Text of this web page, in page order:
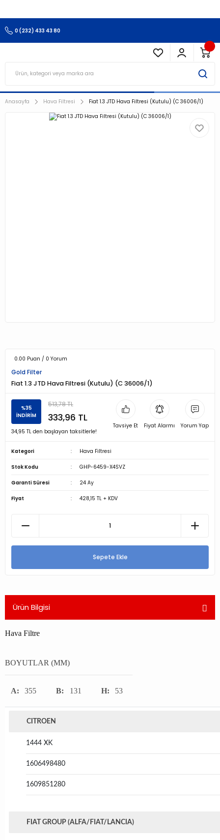
0 (232) 433 43 80
Anasayfa Hava Filtresi Fiat 1.3 JTD Hava Filtresi (Kutulu) (C 36006/1)
0.00 Puan / 0 Yorum
Gold Filter
Fiat 1.3 JTD Hava Filtresi (Kutulu) (C 36006/1)
%35
İNDİRİM
513,78 TL
333,96 TL
34,95 TL den başlayan taksitlerle!
Tavsiye Et Fiyat Alarmı Yorum Yap
Kategori Hava Filtresi
Stok Kodu GHP-6459-X4SVZ
Garanti Süresi 24 Ay
Fiyat 428,15 TL + KDV
Sepete Ekle
Ürün Bilgisi
Hava Filtre
BOYUTLAR (MM)
A: 355 B: 131 H: 53
CITROEN
1444 XK
1606498480
1609851280
FIAT GROUP (ALFA/FIAT/LANCIA)